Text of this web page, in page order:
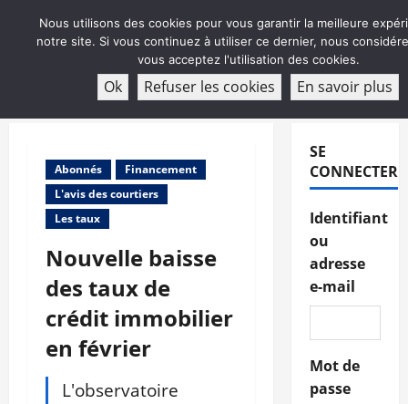
ABONNEMENT
Abonnés
Financement
L'avis des courtiers
Les taux
Nouvelle baisse
des taux de
crédit immobilier
en février
L'observatoire
SE
CONNECTER
Identifiant
ou
adresse
e-mail
Mot de
passe
Nous utilisons des cookies pour vous garantir la meilleure
notre site. Si vous continuez à utiliser ce dernier, nous
vous acceptez l'utilisation des cookies.
Ok Refuser les cookies En savoir plus